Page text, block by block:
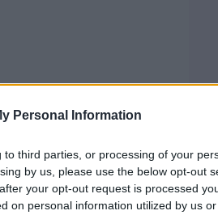
Personal Information
third parties, or processing of your
by us, please use the below opt-out
your opt-out request is processed
on personal information utilized by us
• PRIMAVERA